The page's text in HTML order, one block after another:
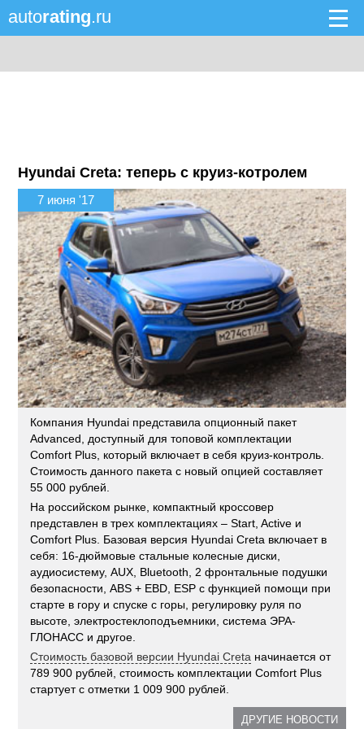
autorating.ru
Hyundai Creta: теперь с круиз-котролем
7 июня '17
Компания Hyundai представила опционный пакет
Advanced, доступный для топовой комплектации
Comfort Plus, который включает в себя круиз-контроль.
Стоимость данного пакета с новый опцией составляет
55 000 рублей.
На российском рынке, компактный кроссовер
представлен в трех комплектациях – Start, Active и
Comfort Plus. Базовая версия Hyundai Creta включает в
себя: 16-дюймовые стальные колесные диски,
аудиосистему, AUX, Bluetooth, 2 фронтальные подушки
безопасности, ABS + EBD, ESP с функцией помощи при
старте в гору и спуске с горы, регулировку руля по
высоте, электростеклоподъемники, система ЭРА-
ГЛОНАСС и другое.
Стоимость базовой версии Hyundai Creta начинается от
789 900 рублей, стоимость комплектации Comfort Plus
стартует с отметки 1 009 900 рублей.
ДРУГИЕ НОВОСТИ